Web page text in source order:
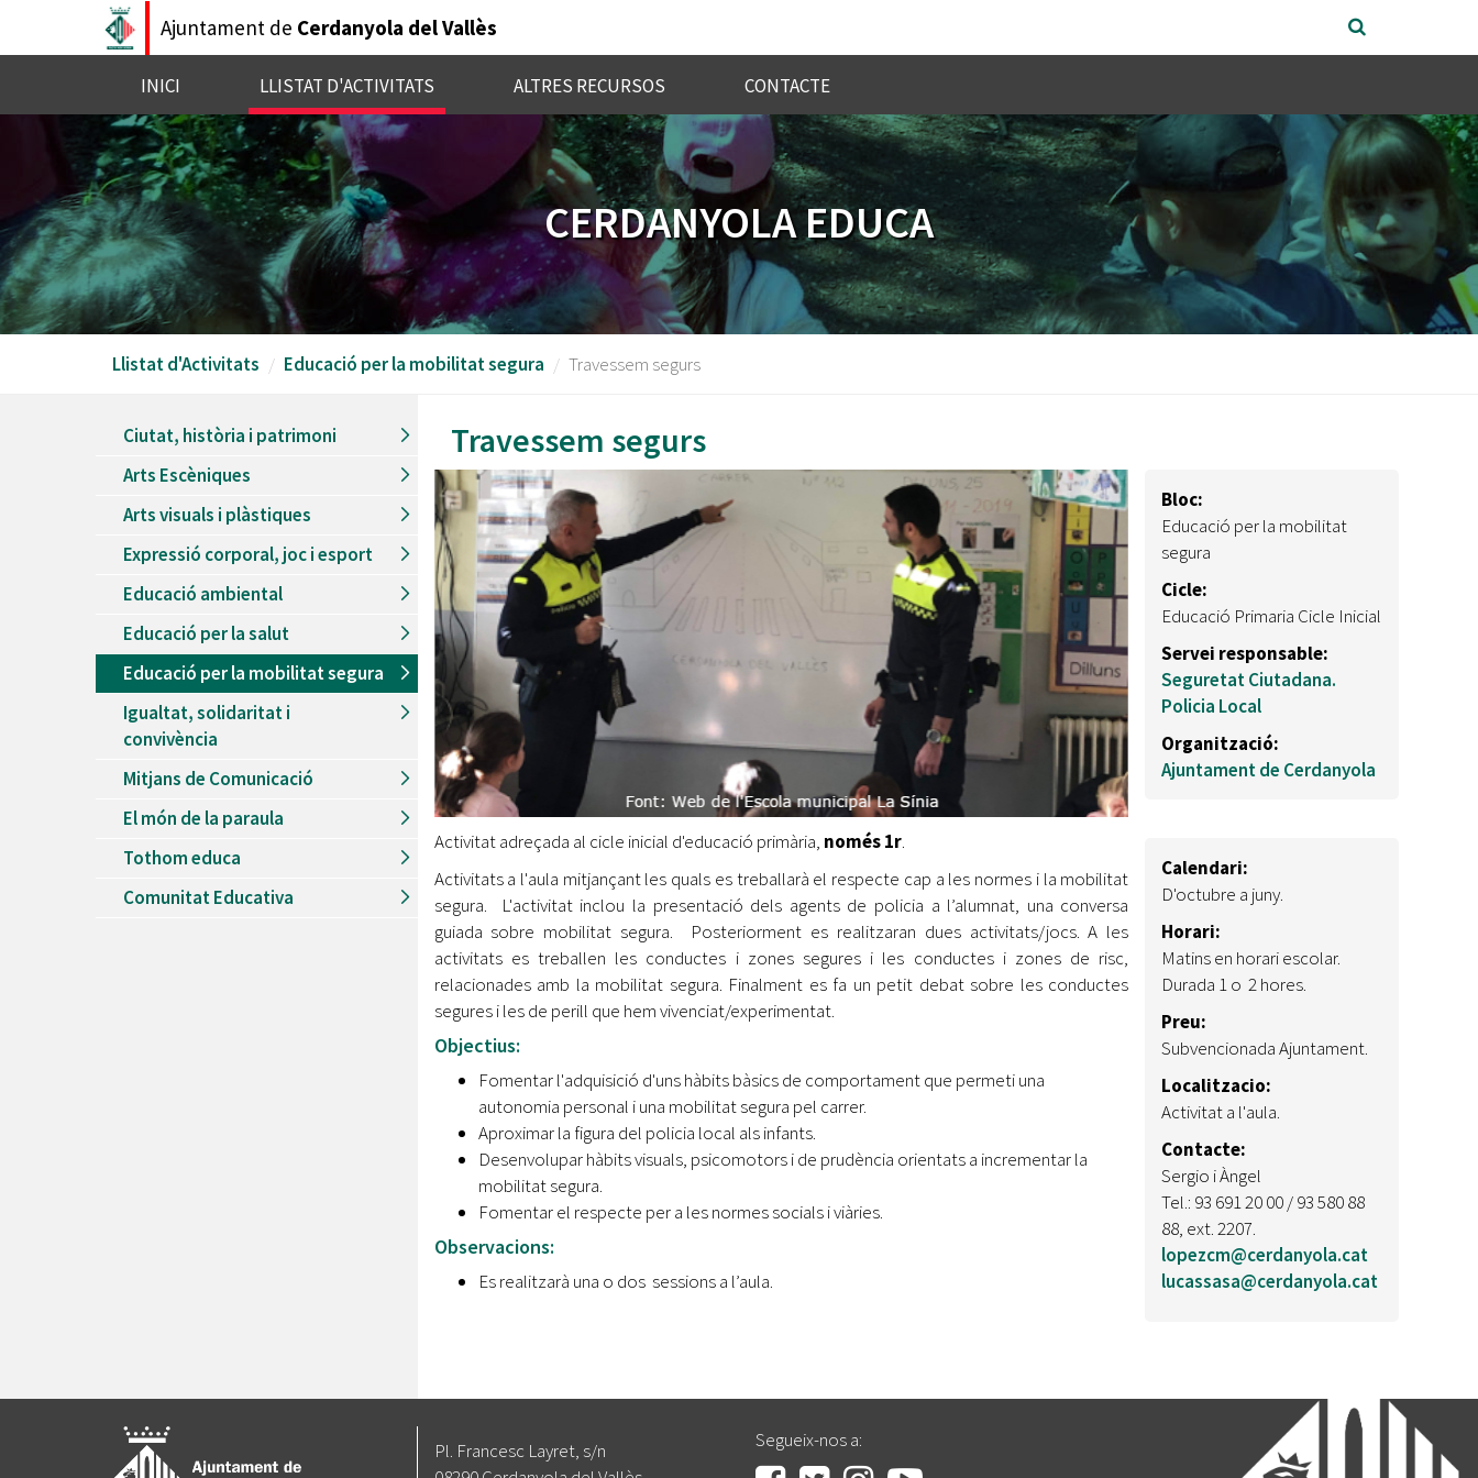
Ajuntament de Cerdanyola del Vallès
INICI LLISTAT D'ACTIVITATS ALTRES RECURSOS CONTACTE
CERDANYOLA EDUCA
Llistat d'Activitats Educació per la mobilitat segura Travessem segurs
Ciutat, història i patrimoni
Arts Escèniques
Arts visuals i plàstiques
Expressió corporal, joc i esport
Educació ambiental
Educació per la salut
Educació per la mobilitat segura
Igualtat, solidaritat i
convivència
Mitjans de Comunicació
El món de la paraula
Tothom educa
Comunitat Educativa
Travessem segurs
Activitat adreçada al cicle inicial d'educació primària, només 1r.
Activitats a l'aula mitjançant les quals es treballarà el respecte cap a les normes i la mobilitat
segura. L'activitat inclou la presentació dels agents de policia a l’alumnat, una conversa
guiada sobre mobilitat segura. Posteriorment es realitzaran dues activitats/jocs. A les
activitats es treballen les conductes i zones segures i les conductes i zones de risc,
relacionades amb la mobilitat segura. Finalment es fa un petit debat sobre les conductes
segures i les de perill que hem vivenciat/experimentat.
Objectius:
Fomentar l'adquisició d'uns hàbits bàsics de comportament que permeti una
autonomia personal i una mobilitat segura pel carrer.
Aproximar la figura del policia local als infants.
Desenvolupar hàbits visuals, psicomotors i de prudència orientats a incrementar la
mobilitat segura.
Fomentar el respecte per a les normes socials i viàries.
Observacions:
Es realitzarà una o dos sessions a l’aula.
Bloc:
Educació per la mobilitat
segura
Cicle:
Educació Primaria Cicle Inicial
Servei responsable:
Seguretat Ciutadana.
Policia Local
Organització:
Ajuntament de Cerdanyola
Calendari:
D'octubre a juny.
Horari:
Matins en horari escolar.
Durada 1 o 2 hores.
Preu:
Subvencionada Ajuntament.
Localitzacio:
Activitat a l'aula.
Contacte:
Sergio i Àngel
Tel.: 93 691 20 00 / 93 580 88
88, ext. 2207.
lopezcm@cerdanyola.cat
lucassasa@cerdanyola.cat
Pl. Francesc Layret, s/n
Segueix-nos a: